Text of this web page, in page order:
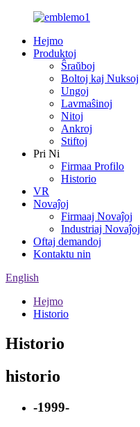
Hejmo
Produktoj
Ŝraŭboj
Boltoj kaj Nuksoj
Ungoj
Lavmaŝinoj
Nitoj
Ankroj
Stiftoj
Pri Ni
Firmaa Profilo
Historio
VR
Novaĵoj
Firmaaj Novaĵoj
Industriaj Novaĵoj
Oftaj demandoj
Kontaktu nin
English
Hejmo
Historio
Historio
historio
-1999-